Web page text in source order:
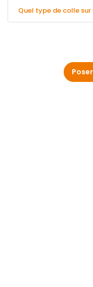
Quel type de colle